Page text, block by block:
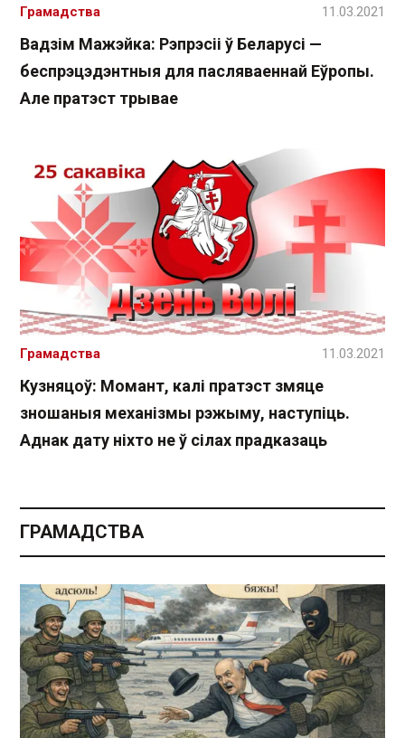
Вадзім Мажэйка: Рэпрэсіі ў Беларусі —
беспрэцэдэнтныя для пасляваеннай Еўропы.
Але пратэст трывае
Грамадства 11.03.2021
Кузняцоў: Момант, калі пратэст змяце
зношаныя механізмы рэжыму, наступіць.
Аднак дату ніхто не ў сілах прадказаць
Грамадства 11.03.2021
ГРАМАДСТВА